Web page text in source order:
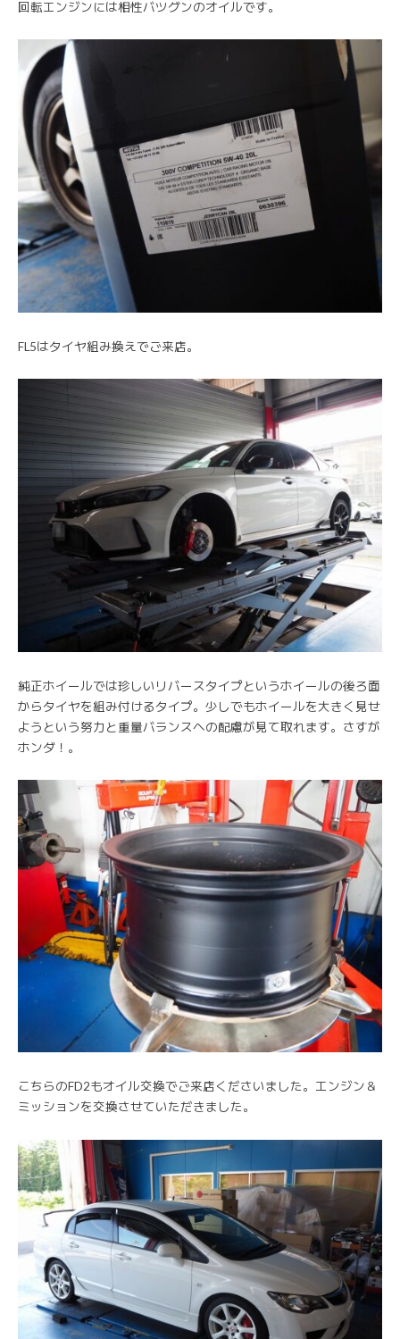
回転エンジンには相性バツグンのオイルです。
FL5はタイヤ組み換えでご来店。
純正ホイールでは珍しいリバースタイプというホイールの後ろ面
からタイヤを組み付けるタイプ。少しでもホイールを大きく見せ
ようという努力と重量バランスへの配慮が見て取れます。さすが
ホンダ！。
こちらのFD2もオイル交換でご来店くださいました。エンジン＆
ミッションを交換させていただきました。